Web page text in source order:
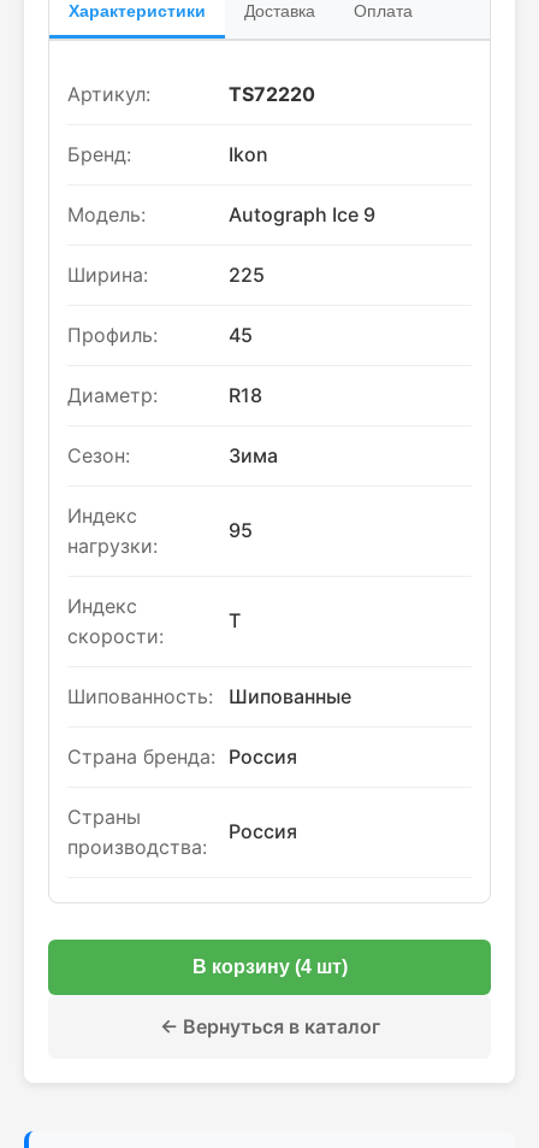
Характеристики Доставка Оплата
Артикул: TS72220
Бренд: Ikon
Модель: Autograph Ice 9
Ширина: 225
Профиль: 45
Диаметр: R18
Сезон: Зима
Индекс
нагрузки:
95
Индекс
скорости:
T
Шипованность: Шипованные
Страна бренда: Россия
Страны
производства:
Россия
В корзину (4 шт)
← Вернуться в каталог